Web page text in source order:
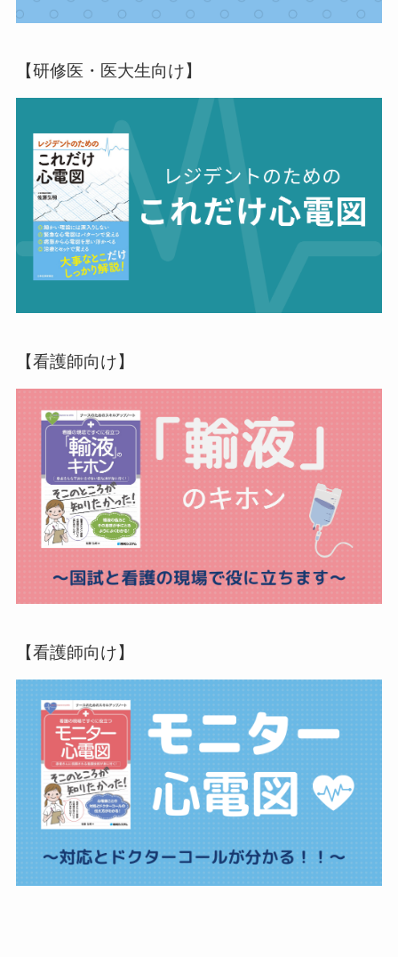
【研修医・医大生向け】
【看護師向け】
【看護師向け】